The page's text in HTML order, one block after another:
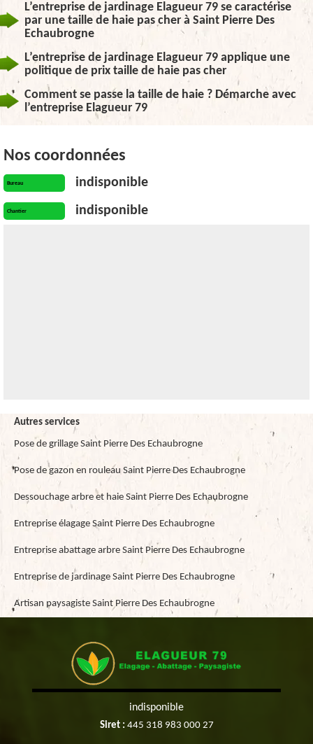
L’entreprise de jardinage Elagueur 79 se caractérise
par une taille de haie pas cher à Saint Pierre Des
Echaubrogne
L’entreprise de jardinage Elagueur 79 applique une
politique de prix taille de haie pas cher
Comment se passe la taille de haie ? Démarche avec
l’entreprise Elagueur 79
Nos coordonnées
Bureau indisponible
Chantier indisponible
Autres services
Pose de grillage Saint Pierre Des Echaubrogne
Pose de gazon en rouleau Saint Pierre Des Echaubrogne
Dessouchage arbre et haie Saint Pierre Des Echaubrogne
Entreprise élagage Saint Pierre Des Echaubrogne
Entreprise abattage arbre Saint Pierre Des Echaubrogne
Entreprise de jardinage Saint Pierre Des Echaubrogne
Artisan paysagiste Saint Pierre Des Echaubrogne
indisponible
Siret : 445 318 983 000 27